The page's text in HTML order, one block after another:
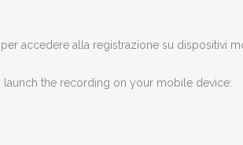
accedere alla registrazione su dispositivi
the recording on your mobile device: